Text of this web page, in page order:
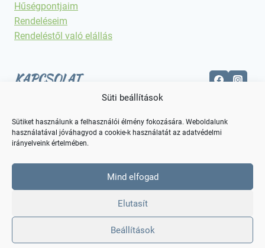
Süti beállítások
Sütiket használunk a felhasználói élmény fokozására. Weboldalunk
használatával jóváhagyod a cookie-k használatát az adatvédelmi
irányelveink értelmében.
Mind elfogad
Elutasít
Beállítások
Hűségpontjaim
Rendeléseim
Rendeléstől való elállás
KAPCSOLAT